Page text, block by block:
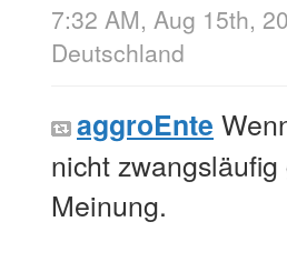
7:32 AM, Aug 15th,
Deutschland
aggroEnte
nicht
Meinung.